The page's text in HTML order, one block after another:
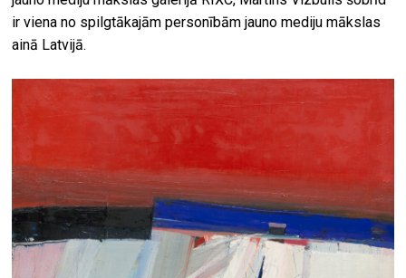
ir viena no spilgtākajām personībām jauno mediju mākslas
ainā Latvijā.